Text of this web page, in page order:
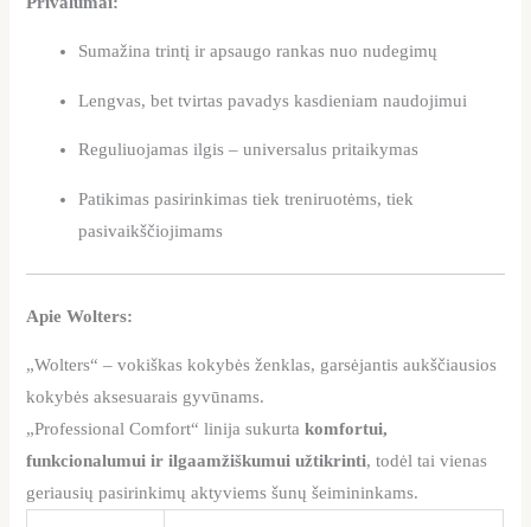
Sumažina trintį ir apsaugo rankas nuo nudegimų
Lengvas, bet tvirtas pavadys kasdieniam naudojimui
Reguliuojamas ilgis – universalus pritaikymas
Patikimas pasirinkimas tiek treniruotėms, tiek
pasivaikščiojimams
Apie Wolters:
„Wolters“ – vokiškas kokybės ženklas, garsėjantis aukščiausios
kokybės aksesuarais gyvūnams.
„Professional Comfort“ linija sukurtakomfortui,
funkcionalumui ir ilgaamžiškumui užtikrinti, todėl tai vienas
geriausių pasirinkimų aktyviems šunų šeimininkams.